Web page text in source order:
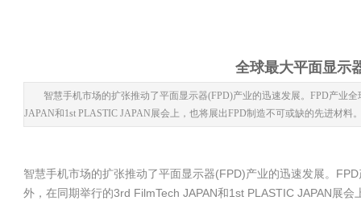
全球最大平面显示
智慧手机市场的扩张推动了平面显示器(FPD)产业的迅速发展。FPD产业
JAPAN和1st PLASTIC JAPAN展会上，也将展出FPD制造不可或缺的先进材料
智慧手机市场的扩张推动了平面显示器(FPD)产业的迅速发展。
外，在同期举行的3rd FilmTech JAPAN和1st PLASTIC JAPAN展